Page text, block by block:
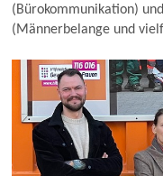
(Bürokommunikation)
(Männerbelange und